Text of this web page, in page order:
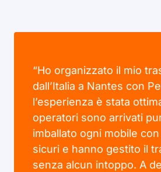
“Ho organizzato il mio
dall’Italia a Nantes con
l’esperienza è stata
operatori sono arrivati
imballato ogni mobile
sicuri e hanno gestito il
senza alcun intoppo. A